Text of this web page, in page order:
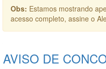
Obs: Estamos mostrando
acesso completo, assine o
AVISO DE